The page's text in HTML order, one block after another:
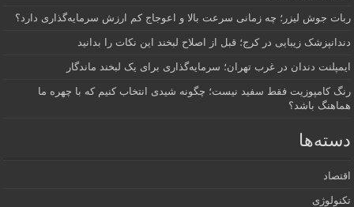
ربات جوش لیزر؛ چه زمانی سرعت بالا و اعوجاج کم ارزش سرمایه‌گذاری دارد؟
دندانپزشک زیبایی در کرج؛ قبل از اصلاح لبخند این نکات را بدانید
ایمپلنت دندان در غرب تهران؛ سرمایه‌گذاری برای یک لبخند ماندگار
رنگ کامپوزیت فقط سفید نیست؛ چگونه شیدی انتخاب کنیم که با چهره ما
هماهنگ باشد؟
دسته‌ها
اقتصاد
تکنولوژی